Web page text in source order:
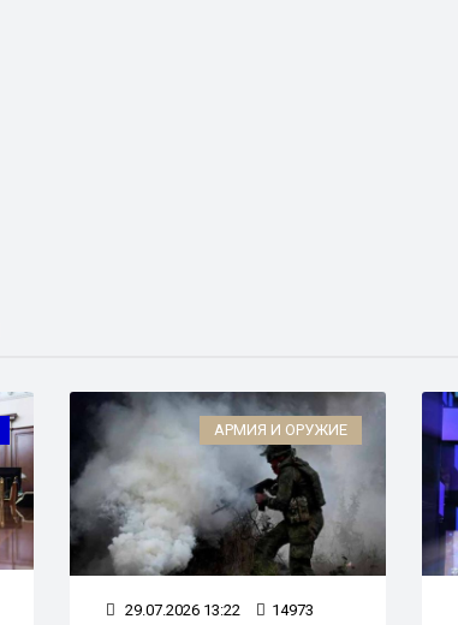
АРМИЯ И ОРУЖИЕ
29.07.2026 13:22 14973